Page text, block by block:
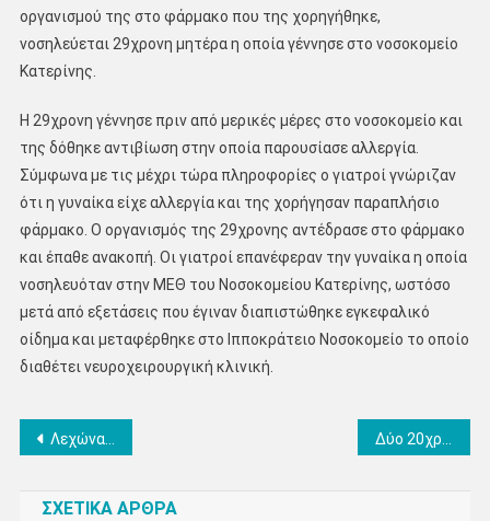
οργανισμού της στο φάρμακο που της χορηγήθηκε,
νοσηλεύεται 29χρονη μητέρα η οποία γέννησε στο νοσοκομείο
Κατερίνης.
Η 29χρονη γέννησε πριν από μερικές μέρες στο νοσοκομείο και
της δόθηκε αντιβίωση στην οποία παρουσίασε αλλεργία.
Σύμφωνα με τις μέχρι τώρα πληροφορίες ο γιατροί γνώριζαν
ότι η γυναίκα είχε αλλεργία και της χορήγησαν παραπλήσιο
φάρμακο. Ο οργανισμός της 29χρονης αντέδρασε στο φάρμακο
και έπαθε ανακοπή. Οι γιατροί επανέφεραν την γυναίκα η οποία
νοσηλευόταν στην ΜΕΘ του Νοσοκομείου Κατερίνης, ωστόσο
μετά από εξετάσεις που έγιναν διαπιστώθηκε εγκεφαλικό
οίδημα και μεταφέρθηκε στο Ιπποκράτειο Νοσοκομείο το οποίο
διαθέτει νευροχειρουργική κλινική.
Πλοήγηση
Λεχώνα από την Κατερίνη στην εντατική στο Ιπποκράτειο Νοσοκομείο Θεσσαλονίκης – Μετά από αντιβίωση στην οποία ήταν αλλεργική
ΣΧΕΤΙΚΑ ΑΡΘΡΑ